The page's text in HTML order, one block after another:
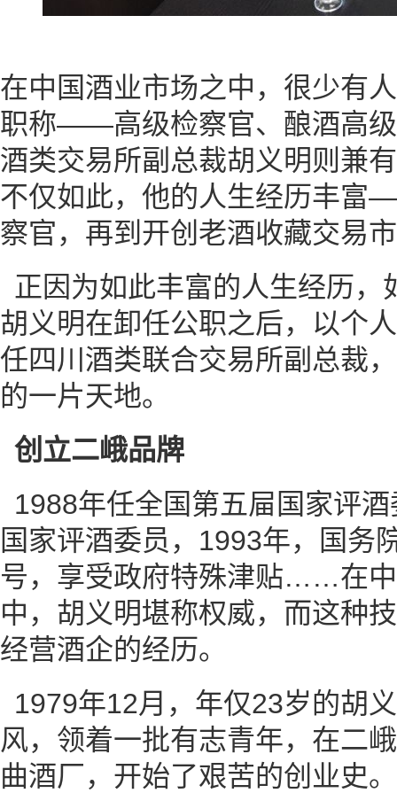
在中国酒业市场之中，很少有
职称——高级检察官、酿酒高
酒类交易所副总裁胡义明则兼
不仅如此，他的人生经历丰富
察官，再到开创老酒收藏交易
正因为如此丰富的人生经历，
胡义明在卸任公职之后，以个
任四川酒类联合交易所副总裁
的一片天地。
创立二峨品牌
1988年任全国第五屇国家评
国家评酒委员，1993年，国务
号，享受政府特殊津贴……在
中，胡义明堪称权威，而这种
经营酒企的经历。
1979年12月，年仅23岁的胡
风，领着一批有志青年，在二
曲酒厂，开始了艰苦的创业史